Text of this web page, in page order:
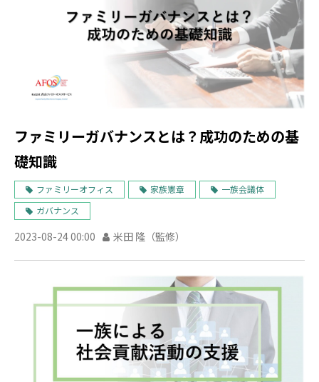
ファミリーガバナンスとは？成功のための基
礎知識
ファミリーオフィス 家族憲章
一族会議体
ガバナンス
2023-08-24 00:00 米田 隆（監修）